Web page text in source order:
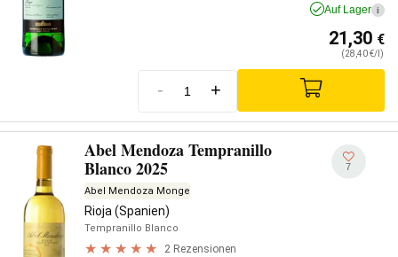
Auf Lager i
21,30 €
(28,40 €/l)
- +
Abel Mendoza Tempranillo
Blanco 2025
Abel Mendoza Monge
Rioja (Spanien)
Tempranillo Blanco
2 Rezensionen
7